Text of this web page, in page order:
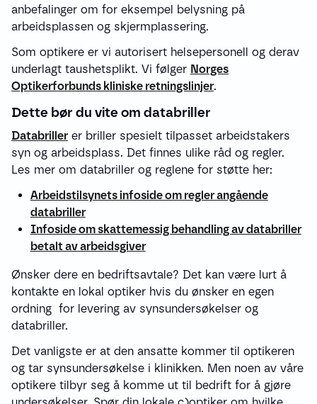
anbefalinger om for eksempel belysning på
arbeidsplassen og skjermplassering.
Som optikere er vi autorisert helsepersonell og derav
underlagt taushetsplikt. Vi følger Norges
Optikerforbunds kliniske retningslinjer.
Dette bør du vite om databriller
Databriller er briller spesielt tilpasset arbeidstakers
syn og arbeidsplass. Det finnes ulike råd og regler.
Les mer om databriller og reglene for støtte her:
Arbeidstilsynets infoside om regler angående
databriller
Infoside om skattemessig behandling av databriller
betalt av arbeidsgiver
Ønsker dere en bedriftsavtale? Det kan være lurt å
kontakte en lokal optiker hvis du ønsker en egen
ordning for levering av synsundersøkelser og
databriller.
Det vanligste er at den ansatte kommer til optikeren
og tar synsundersøkelse i klinikken. Men noen av våre
optikere tilbyr seg å komme ut til bedrift for å gjøre